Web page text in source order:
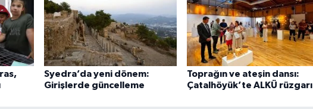
Syedra’da yeni dönem:
Girişlerde güncelleme
Toprağın ve ateşin dansı:
Çatalhöyük’te ALKÜ rüzgarı